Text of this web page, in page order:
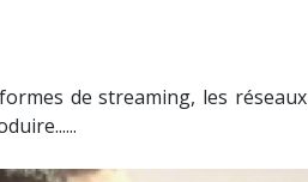
de streaming, les